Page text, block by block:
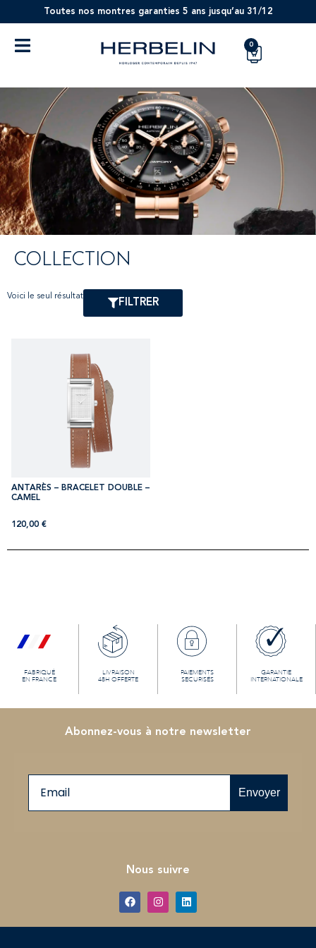
Toutes nos montres garanties 5 ans jusqu’au 31/12
0
COLLECTION
Voici le seul résultat
FILTRER
ANTARÈS – BRACELET DOUBLE –
CAMEL
120,00 €
FABRIQUÉ
EN FRANCE
LIVRAISON
48H OFFERTE
PAIEMENTS
SECURISÉS
GARANTIE
INTERNATIONALE
Abonnez-vous à notre newsletter
Envoyer
Nous suivre